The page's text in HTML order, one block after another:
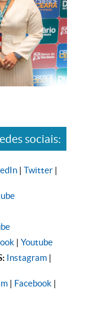
sociais:
| Twitter |
| Youtube
Instagram |
| Facebook |